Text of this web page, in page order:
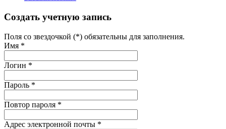
Создать учетную запись
Поля со звездочкой (*) обязательны для заполнения.
Имя *
Логин *
Пароль *
Повтор пароля *
Адрес электронной почты *